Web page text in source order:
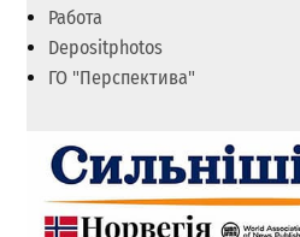
Работа
Depositphotos
ГО "Перспектива"